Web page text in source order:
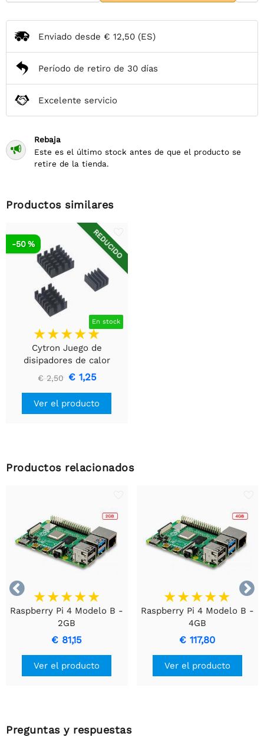
Enviado desde € 12,50 (ES)
Período de retiro de 30 días
Excelente servicio

Rebaja
Este es el último stock antes de que el producto se
retire de la tienda.
Productos similares
REDUCIDO
En stock
-50 %
Cytron Juego de
disipadores de calor
Raspberry Pi 4 (3 piezas)
€ 2,50 € 1,25
Ver el producto
Productos relacionados


Raspberry Pi 4 Modelo B -
2GB
€ 81,15
Ver el producto
Raspberry Pi 4 Modelo B -
4GB
€ 117,80
Ver el producto
Preguntas y respuestas